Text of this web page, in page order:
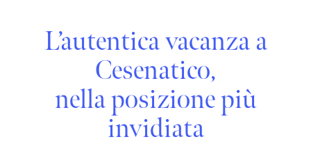
L’autentica vacanza a
Cesenatico,
nella posizione più
invidiata